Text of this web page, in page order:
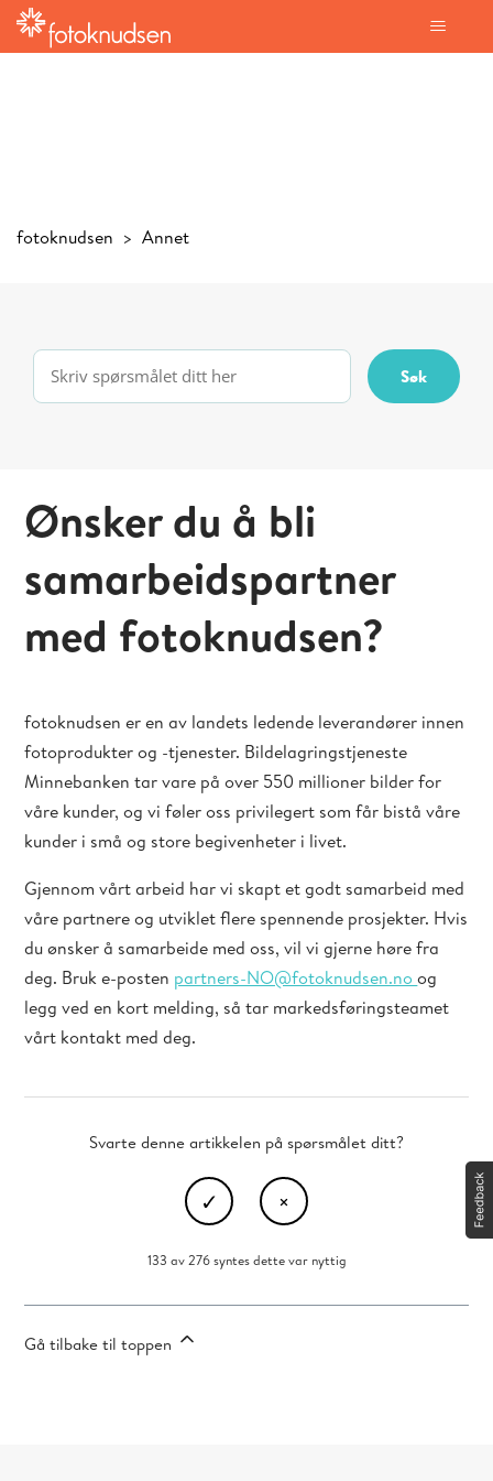
fotoknudsen Annet
Ønsker du å bli
samarbeidspartner
med fotoknudsen?
fotoknudsen er en av landets ledende leverandører innen
fotoprodukter og -tjenester. Bildelagringstjeneste
Minnebanken tar vare på over 550 millioner bilder for
våre kunder, og vi føler oss privilegert som får bistå våre
kunder i små og store begivenheter i livet.
Gjennom vårt arbeid har vi skapt et godt samarbeid med
våre partnere og utviklet flere spennende prosjekter. Hvis
du ønsker å samarbeide med oss, vil vi gjerne høre fra
deg. Bruk e-posten partners-NO@fotoknudsen.noog
legg ved en kort melding, så tar markedsføringsteamet
vårt kontakt med deg.
Svarte denne artikkelen på spørsmålet ditt?
133 av 276 syntes dette var nyttig
Gå tilbake til toppen